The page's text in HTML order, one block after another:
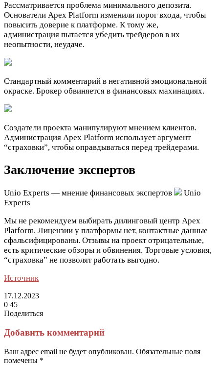
Рассматривается проблема минимального депозита.
Основатели Apex Platform изменили порог входа, чтобы
повысить доверие к платформе. К тому же,
администрация пытается убедить трейдеров в их
неопытности, неудаче.
Стандартный комментарий в негативной эмоциональной
окраске. Брокер обвиняется в финансовых махинациях.
Создатели проекта манипулируют мнением клиентов.
Администрация Apex Platform использует аргумент
“страховки”, чтобы оправдываться перед трейдерами.
Заключение экспертов
Unio Experts — мнение финансовых экспертов
Unio
Experts
Мы не рекомендуем выбирать дилинговый центр Apex
Platform. Лицензии у платформы нет, контактные данные
сфальсифицированы. Отзывы на проект отрицательные,
есть критические обзоры и обвинения. Торговые условия,
“страховка” не позволят работать выгодно.
Источник
17.12.2023
0 45
Поделиться
через
электронную
почту
Добавить комментарий
Ваш адрес email не будет опубликован. Обязательные поля
помечены *